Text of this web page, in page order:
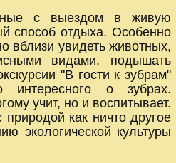
с выездом в живую
способ отдыха. Особенно
вблизи увидеть животных,
видами, подышать
"В гости к зубрам"
интересного о зубрах.
учит, но и воспитывает.
как ничто другое
экологической культуры